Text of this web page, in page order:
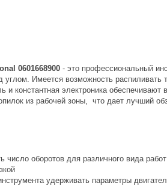
0601668900 - это профессиональный
углом. Имеется возможность распиливать
константная электроника
из рабочей зоны, что дает лучший
число оборотов для различного вида работ
удерживать параметры